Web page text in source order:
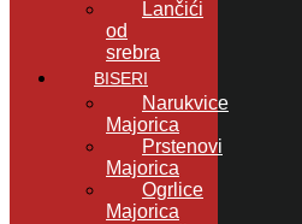
Lančići
od
srebra
BISERI
Narukvice
Majorica
Prstenovi
Majorica
Ogrlice
Majorica